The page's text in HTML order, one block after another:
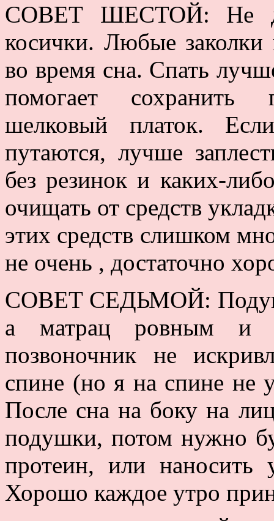
СОВЕТ ШЕСТОЙ: Не
косички. Любые
во время сна. Спать
помогает сохранить
шелковый платок.
путаются, лучше
без резинок и каких-
очищать от средств
этих средств слишком
не очень , достаточно
СОВЕТ СЕДЬМОЙ:
а матрац ровным и
позвоночник не
спине (но я на спине не
После сна на боку на
подушки, потом нужно
протеин, или
Хорошо каждое утро